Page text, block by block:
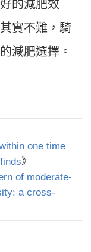
的減肥效
實不難，騎
減肥選擇。
one time
》
of moderate-
a cross-